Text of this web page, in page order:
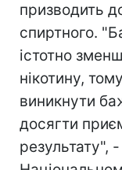
призводить
спиртного.
істотно
нікотину,
виникнути
досягти
результату",